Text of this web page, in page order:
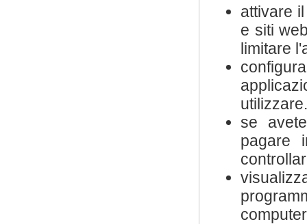
attivare
e siti
limitare
utilizzare.
se
pagare